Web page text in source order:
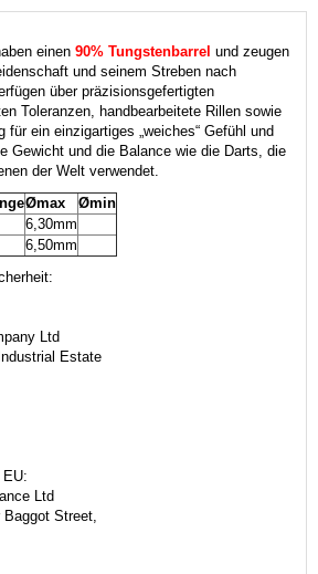
einen 90% Tungstenbarrel und zeugen
und seinem Streben nach
über präzisionsgefertigten
Toleranzen, handbearbeitete Rillen sowie
für ein einzigartiges „weiches“ Gefühl und
Gewicht und die Balance wie die Darts, die
der Welt verwendet.
Ømax
Ømin
6,30mm
6,50mm
Ltd
Estate
EU:
Ltd
Street,